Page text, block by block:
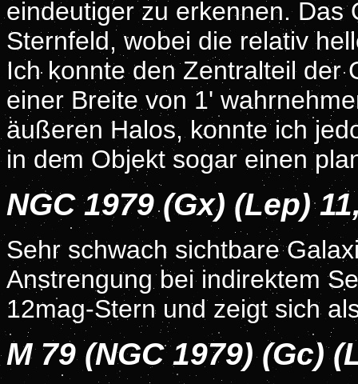
eindeutiger zu erkennen. Das
Sternfeld, wobei die relativ
Ich konnte den Zentralteil der
einer Breite von 1'
äußeren Halos, konnte ich
in dem Objekt sogar einen
NGC 1979 (Gx) (Lep)
Sehr schwach sichtbare
Anstrengung bei indirektem
12mag-Stern und zeigt sich
M 79 (NGC 1979) (Gc)